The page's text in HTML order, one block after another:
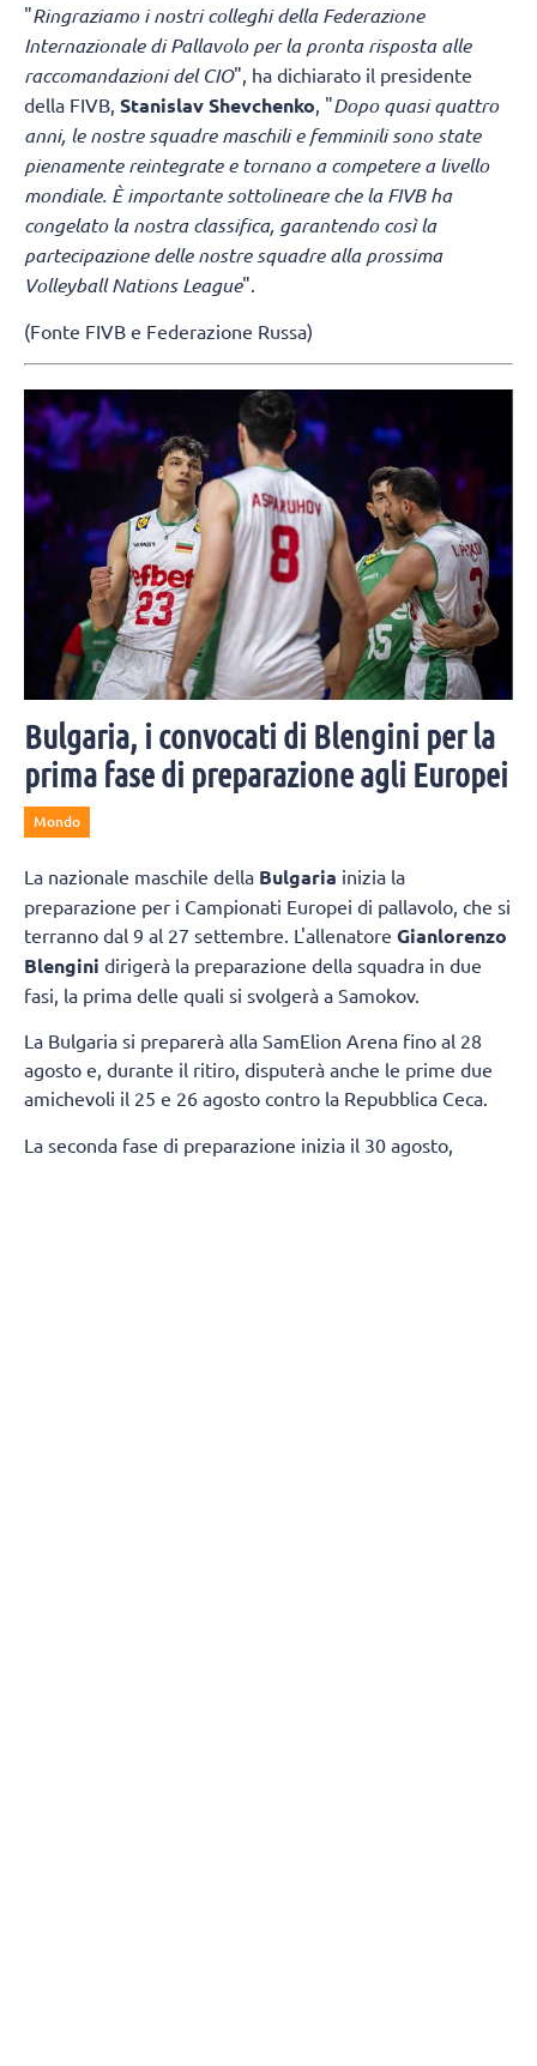
"Ringraziamo i nostri colleghi della Federazione
Internazionale di Pallavolo per la pronta risposta alle
raccomandazioni del CIO", ha dichiarato il presidente
della FIVB, Stanislav Shevchenko , "Dopo quasi quattro
anni, le nostre squadre maschili e femminili sono state
pienamente reintegrate e tornano a competere a livello
mondiale. È importante sottolineare che la FIVB ha
congelato la nostra classifica, garantendo così la
partecipazione delle nostre squadre alla prossima
Volleyball Nations League".
(Fonte FIVB e Federazione Russa)
Bulgaria, i convocati di Blengini per la
prima fase di preparazione agli Europei
Mondo
La nazionale maschile della Bulgaria inizia la
preparazione per i Campionati Europei di pallavolo, che si
terranno dal 9 al 27 settembre. L'allenatore Gianlorenzo
Blengini dirigerà la preparazione della squadra in due
fasi, la prima delle quali si svolgerà a Samokov.
La Bulgaria si preparerà alla SamElion Arena fino al 28
agosto e, durante il ritiro, disputerà anche le prime due
amichevoli il 25 e 26 agosto contro la Repubblica Ceca.
La seconda fase di preparazione inizia il 30 agosto,